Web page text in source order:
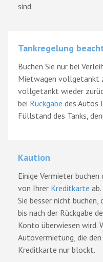
sind.
Tankregelung
Buchen Sie nur bei
Mietwagen vollgetankt
vollgetankt wieder
bei Rückgabe des Autos
Füllstand des Tanks,
Kaution
Einige Vermieter
von Ihrer Kreditkarte
Sie besser nicht
bis nach der Rückgabe
Konto überwiesen wird.
Autovermietung, die
Kreditkarte nur blockt.